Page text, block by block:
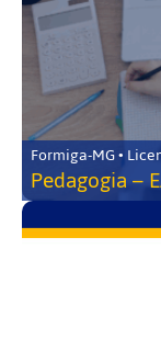
Formiga-MG •
Pedagogia –